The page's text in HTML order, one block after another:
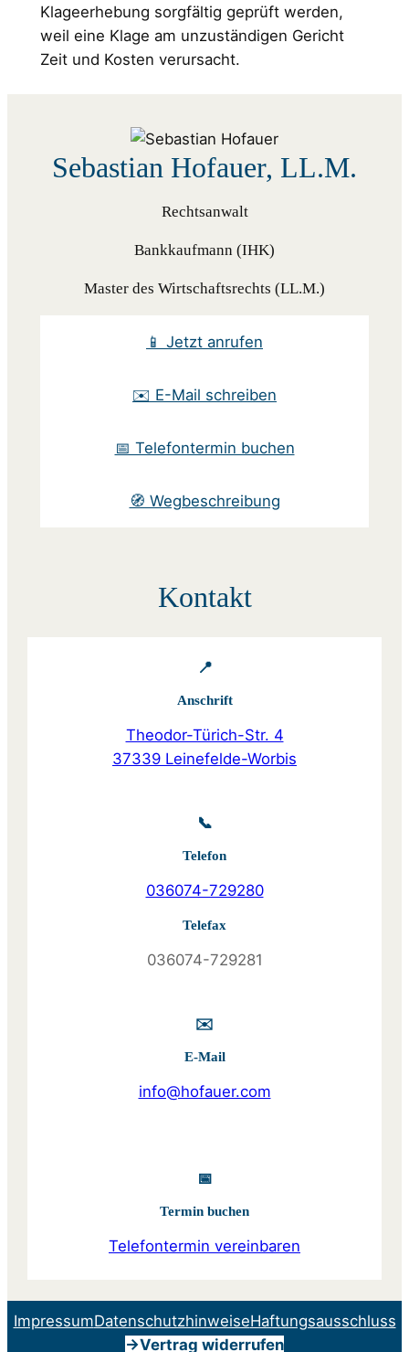
Klageerhebung sorgfältig geprüft werden,
weil eine Klage am unzuständigen Gericht
Zeit und Kosten verursacht.
Sebastian Hofauer, LL.M.
Rechtsanwalt
Bankkaufmann (IHK)
Master des Wirtschaftsrechts (LL.M.)
📱 Jetzt anrufen
✉️ E-Mail schreiben
📅 Telefontermin buchen
🧭 Wegbeschreibung
Kontakt
📍
Anschrift
Theodor-Türich-Str. 4
37339 Leinefelde-Worbis
📞
Telefon
036074-729280
Telefax
036074-729281
✉️
E-Mail
info@hofauer.com
📅
Termin buchen
Telefontermin vereinbaren
ImpressumDatenschutzhinweiseHaftungsausschluss
->Vertrag widerrufen